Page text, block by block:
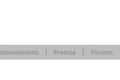
Premsa Fòrums